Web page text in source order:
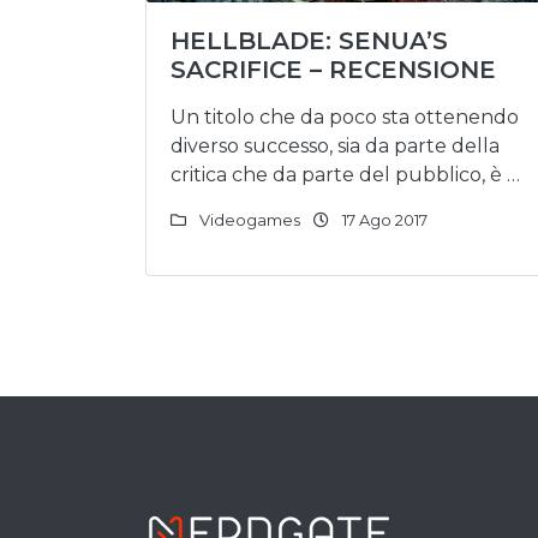
HELLBLADE: SENUA’S
SACRIFICE – RECENSIONE
Un titolo che da poco sta ottenendo
diverso successo, sia da parte della
critica che da parte del pubblico, è …
Videogames 17 Ago 2017